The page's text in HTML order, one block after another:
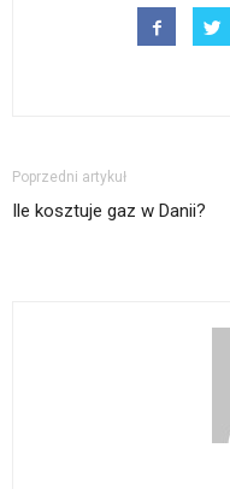
Poprzedni artykuł
Ile kosztuje gaz w Danii?